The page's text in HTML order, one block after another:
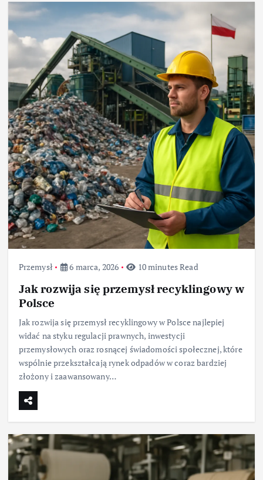
Przemysł 6 marca, 2026 10 minutes Read
Jak rozwija się przemysł recyklingowy w
Polsce
Jak rozwija się przemysł recyklingowy w Polsce najlepiej
widać na styku regulacji prawnych, inwestycji
przemysłowych oraz rosnącej świadomości społecznej, które
wspólnie przekształcają rynek odpadów w coraz bardziej
złożony i zaawansowany…